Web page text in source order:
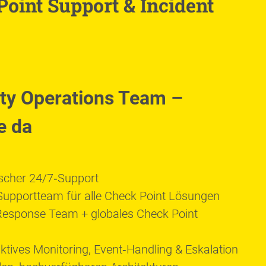
Operations Team –
da
24/7‑Support
für alle Check Point Lösungen
Team + globales Check Point
Monitoring, Event‑Handling & Eskalation